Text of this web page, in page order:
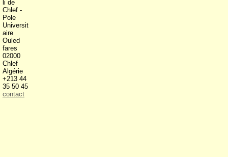
li de
Chlef -
Pole
Universit
aire
Ouled
fares
02000
Chlef
Algérie
+213 44
35 50 45
contact